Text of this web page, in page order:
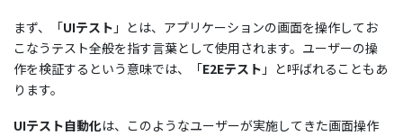
Windows デスクトップアプリのUIテスト
自動化で注意すべきこと
デスクトップアプリ対応のテスト自動化ツ
まとめ
まず、「UIテスト 」とは、アプリケーションの画面を操作してお
こなうテスト全般を指す言葉として使用されます。ユーザーの操
作を検証するという意味では、「E2Eテスト 」と呼ばれることもあ
ります。
UIテスト自動化は、このようなユーザーが実施してきた画面操作